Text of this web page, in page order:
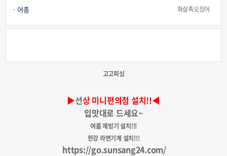
어종 화살촉오징어
고고피싱
▶선상 미니편의점 설치!!◀
입맛대로 드세요~
여름 제빙기 설치!!!
한강 라면기계 설치!!!
https://go.sunsang24.com/